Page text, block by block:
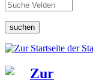
suchen